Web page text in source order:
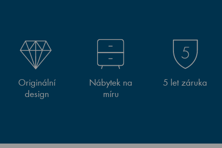
Originální
design
Nábytek na
míru
5 let záruka